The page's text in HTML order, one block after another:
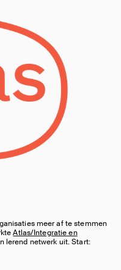
meer af te stemmen
Atlas/Integratie en
lerend netwerk uit. Start: